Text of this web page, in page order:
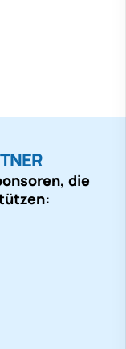
die